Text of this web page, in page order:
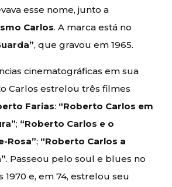
esse nome, junto a
Carlos. A marca está no
, que gravou em 1965.
cinematográficas em sua
Carlos estrelou três filmes
Farias: “Roberto Carlos em
; “Roberto Carlos e o
Rosa”; “Roberto Carlos a
. Passeou pelo soul e blues no
1970 e, em 74, estrelou seu